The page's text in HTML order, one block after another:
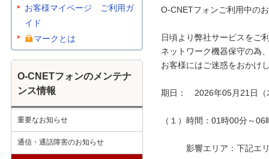
O-CNETフォンご利用中の
日頃より弊社サービスをご
ネットワーク機器保守の為
お客様にはご迷惑をおかけ
期日：　2026年05月21日（
（１）時間：01時00分～06
影響エリア：下記エリ
お客様マイページ ご利用ガ
イド
マークとは
O-CNETフォンのメンテナ
ンス情報
重要なお知らせ
通信・通話障害のお知らせ